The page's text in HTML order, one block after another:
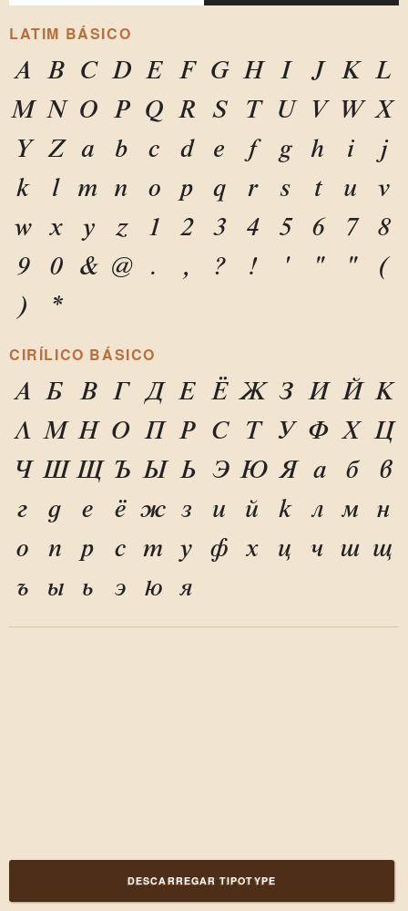
LATIM BÁSICO
A B C D E F G H I J K
L
M N O P Q R S T U V W X
Y
Z a b c d e f g h i
j
k
l m n o p q r s t u
v
w
x y z 1 2 3 4 5 6 7
8
9
0 & @ . , ? ! " "
(
)
*
CIRÍLICO BÁSICO
А Б В Г Д Е Ё Ж З И Й К
Л М Н О П Р С Т У Ф Х
Ц
Ч Ш Щ Ъ Ы Ь Э Ю Я а б
в
г
д е ё ж з и й к л м
н
о
п р с т у ф х ц ч ш щ
ъ
ы ь э ю я
DESCARREGAR TIPOTYPE